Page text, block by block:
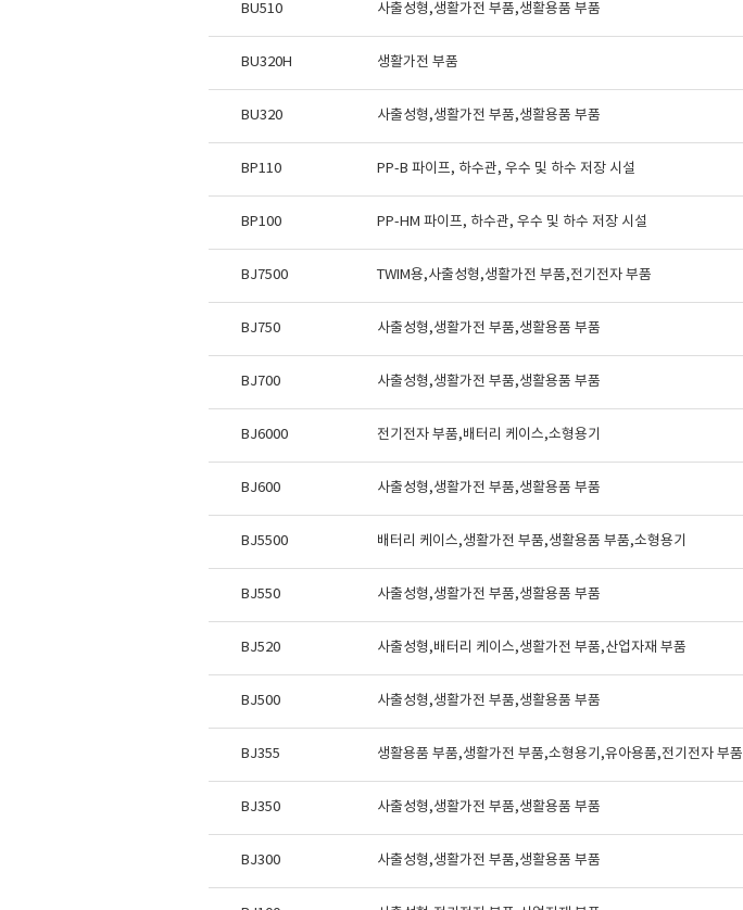
BU510 사출성형,생활가전 부품,생활용품 부품
BU320H 생활가전 부품
BU320 사출성형,생활가전 부품,생활용품 부품
BP110 PP-B 파이프, 하수관, 우수 및 하수 저장 시설
BP100 PP-HM 파이프, 하수관, 우수 및 하수 저장 시설
BJ7500 TWIM용,사출성형,생활가전 부품,전기전자 부품
BJ750 사출성형,생활가전 부품,생활용품 부품
BJ700 사출성형,생활가전 부품,생활용품 부품
BJ6000 전기전자 부품,배터리 케이스,소형용기
BJ600 사출성형,생활가전 부품,생활용품 부품
BJ5500 배터리 케이스,생활가전 부품,생활용품 부품,소형용기
BJ550 사출성형,생활가전 부품,생활용품 부품
BJ520 사출성형,배터리 케이스,생활가전 부품,산업자재 부품
BJ500 사출성형,생활가전 부품,생활용품 부품
BJ355 생활용품 부품,생활가전 부품,소형용기,유아용품,전기전자 부품
BJ350 사출성형,생활가전 부품,생활용품 부품
BJ300 사출성형,생활가전 부품,생활용품 부품